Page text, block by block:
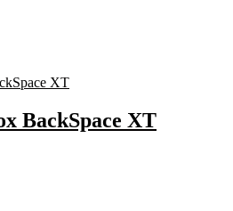
BackSpace XT